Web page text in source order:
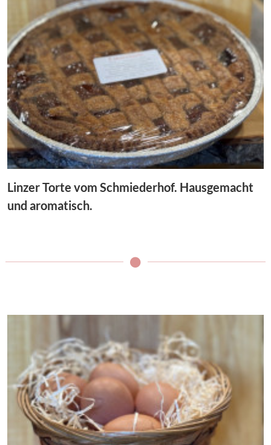
Linzer Torte vom Schmiederhof. Hausgemacht
und aromatisch.